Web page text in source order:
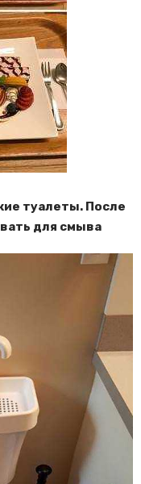
туалеты. После
для смыва